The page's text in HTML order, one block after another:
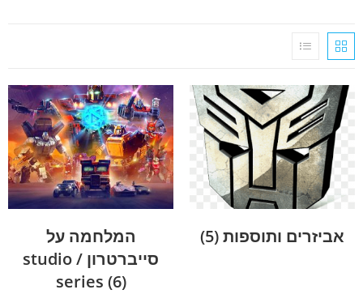
אביזרים ותוספות(5)
המלחמה על
סייברטרון / studio
series (6)